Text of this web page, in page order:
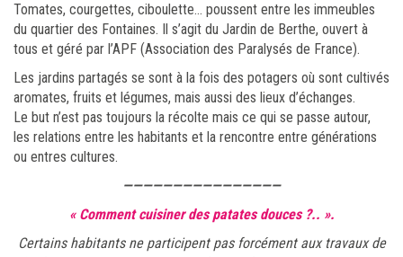
Tomates, courgettes, ciboulette… poussent entre les immeubles
du quartier des Fontaines. Il s’agit du Jardin de Berthe, ouvert à
tous et géré par l’APF (Association des Paralysés de France).
Les jardins partagés se sont à la fois des potagers où sont cultivés
aromates, fruits et légumes, mais aussi des lieux d’échanges.
Le but n’est pas toujours la récolte mais ce qui se passe autour,
les relations entre les habitants et la rencontre entre générations
ou entres cultures.
————————————————
« Comment cuisiner des patates douces ?.. ».
Certains habitants ne participent pas forcément aux travaux de